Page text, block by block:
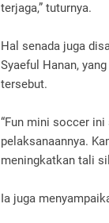
terjaga,” tuturnya.
Hal senada juga
Syaeful Hanan,
tersebut.
“Fun mini soccer ini
pelaksanaannya.
meningkatkan tali
Ia juga